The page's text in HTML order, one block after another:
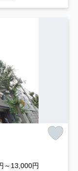
～13,000円